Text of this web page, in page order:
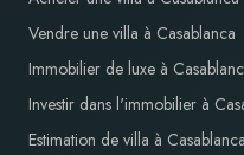
Vendre une villa à Casablanca
Immobilier de luxe à
Investir dans l'immobilier à
Estimation de villa à Casablanca